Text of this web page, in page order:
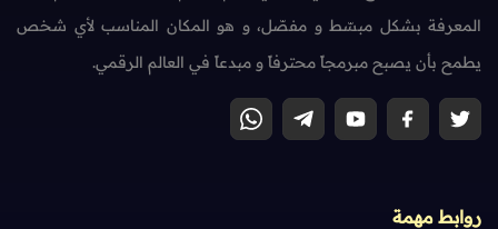
المعرفة بشكل مبسّط و مفصّل، و هو المكان المناسب لأي شخص
يطمح بأن يصبح مبرمجاً محترفاً و مبدعاً في العالم الرقمي.
روابط مهمة